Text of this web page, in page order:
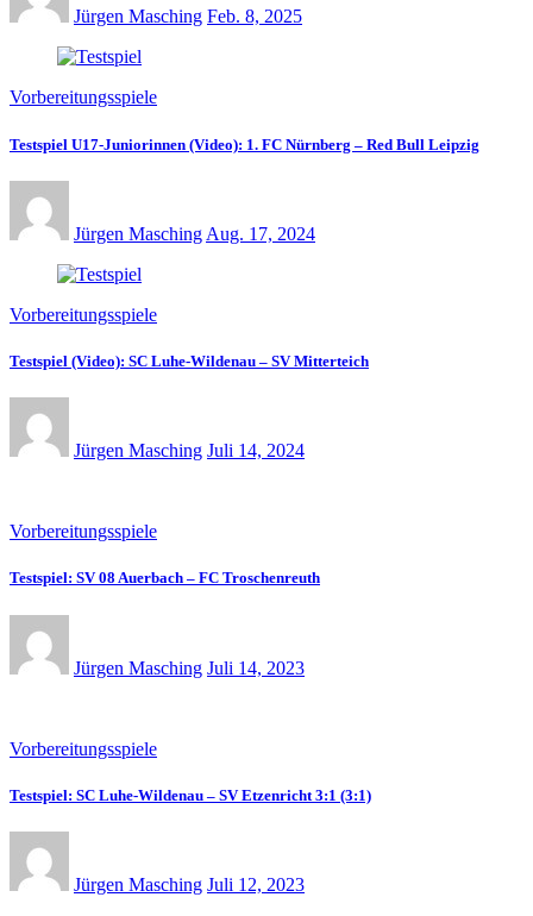
Jürgen Masching Feb. 8, 2025
Vorbereitungsspiele
Testspiel U17-Juniorinnen (Video): 1. FC Nürnberg – Red Bull Leipzig
Jürgen Masching Aug. 17, 2024
Vorbereitungsspiele
Testspiel (Video): SC Luhe-Wildenau – SV Mitterteich
Jürgen Masching Juli 14, 2024
Vorbereitungsspiele
Testspiel: SV 08 Auerbach – FC Troschenreuth
Jürgen Masching Juli 14, 2023
Vorbereitungsspiele
Testspiel: SC Luhe-Wildenau – SV Etzenricht 3:1 (3:1)
Jürgen Masching Juli 12, 2023